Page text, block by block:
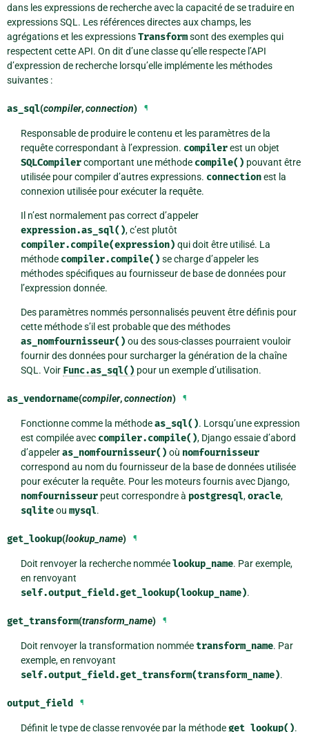
dans les expressions de recherche avec la capacité de se traduire en
expressions SQL. Les références directes aux champs, les
agrégations et les expressionsTransformsont des exemples qui
respectent cette API. On dit d’une classe qu’elle respecte l’API
d’expression de recherche lorsqu’elle implémente les méthodes
suivantes :
as_sql(compiler,connection) ¶
Responsable de produire le contenu et les paramètres de la
requête correspondant à l’expression. compilerest un objet
SQLCompilercomportant une méthode compile() pouvant être
utilisée pour compiler d’autres expressions. connectionest la
connexion utilisée pour exécuter la requête.
Il n’est normalement pas correct d’appeler
expression.as_sql(), c’est plutôt
compiler.compile(expression) qui doit être utilisé. La
méthode compiler.compile() se charge d’appeler les
méthodes spécifiques au fournisseur de base de données pour
l’expression donnée.
Des paramètres nommés personnalisés peuvent être définis pour
cette méthode s’il est probable que des méthodes
as_nomfournisseur() ou des sous-classes pourraient vouloir
fournir des données pour surcharger la génération de la chaîne
SQL. Voir Func.as_sql() pour un exemple d’utilisation.
as_vendorname(compiler,connection) ¶
Fonctionne comme la méthodeas_sql(). Lorsqu’une expression
est compilée avec compiler.compile(), Django essaie d’abord
d’appeleras_nomfournisseur() où nomfournisseur
correspond au nom du fournisseur de la base de données utilisée
pour exécuter la requête. Pour les moteurs fournis avec Django,
nomfournisseurpeut correspondre à postgresql,oracle,
sqliteou mysql.
get_lookup(lookup_name) ¶
Doit renvoyer la recherche nomméelookup_name. Par exemple,
en renvoyant
self.output_field.get_lookup(lookup_name).
get_transform(transform_name) ¶
Doit renvoyer la transformation nomméetransform_name. Par
exemple, en renvoyant
self.output_field.get_transform(transform_name).
output_field ¶
Définit le type de classe renvoyée par la méthodeget_lookup().